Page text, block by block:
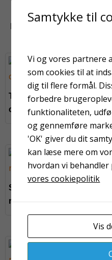
KUNDER HAR OGSÅ
Teleskopskaft 100-200
cm
Spartel 25 mm prof.
rustfrit stål
Samtykke til
Vi og vores partnere
som cookies til at
dig til flere formål.
forbedre
funktionaliteten,
og gennemføre
'OK' giver du dit
kan læse mere om
hvordan vi behandler
vores cookiepolitik
Vis